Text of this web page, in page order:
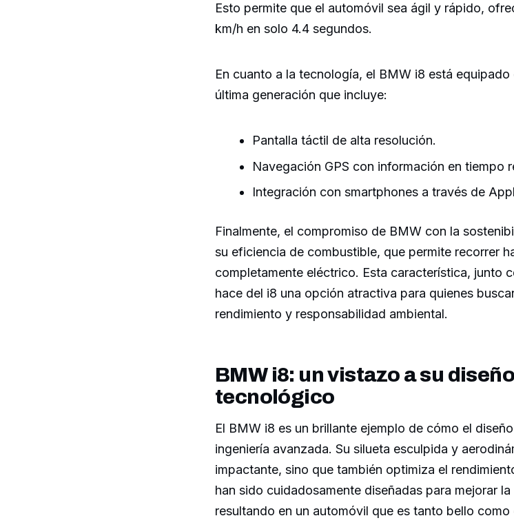
Esto permite que el automóvil sea ágil y rápido,
km/h en solo 4.4 segundos.
En cuanto a la tecnología, el BMW i8 está
última generación que incluye:
Pantalla táctil de alta resolución.
Navegación GPS con información en tiempo
Integración con smartphones a través de
Finalmente, el compromiso de BMW con la
su eficiencia de combustible, que permite recorrer
completamente eléctrico. Esta característica, junto
hace del i8 una opción atractiva para quienes
rendimiento y responsabilidad ambiental.
BMW i8: un vistazo a su
tecnológico
El BMW i8 es un brillante ejemplo de cómo el
ingeniería avanzada. Su silueta esculpida y
impactante, sino que también optimiza el
han sido cuidadosamente diseñadas para mejorar
resultando en un automóvil que es tanto bello como